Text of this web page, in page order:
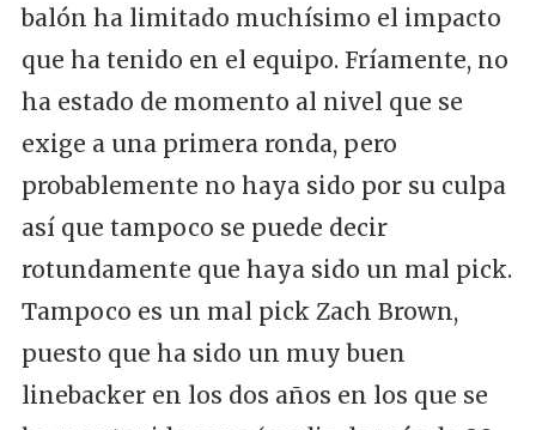
balón ha limitado muchísimo el impacto
que ha tenido en el equipo. Fríamente, no
ha estado de momento al nivel que se
exige a una primera ronda, pero
probablemente no haya sido por su culpa
así que tampoco se puede decir
rotundamente que haya sido un mal pick.
Tampoco es un mal pick Zach Brown,
puesto que ha sido un muy buen
linebacker en los dos años en los que se